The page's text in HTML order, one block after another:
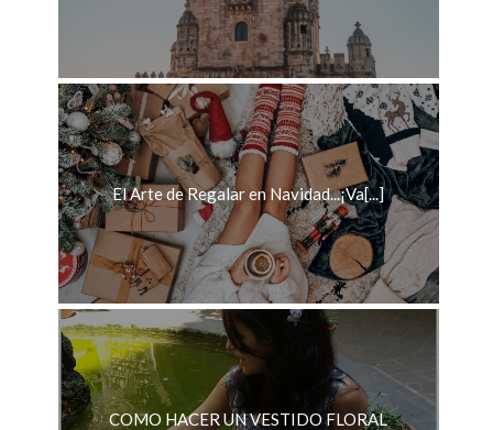
El Arte de Regalar en Navidad...¡Va[...]
COMO HACER UN VESTIDO FLORAL